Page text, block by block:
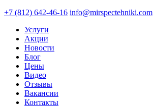
+7 (812) 642-46-16 info@mirspectehniki.com
Услуги
Акции
Новости
Блог
Цены
Видео
Отзывы
Вакансии
Контакты